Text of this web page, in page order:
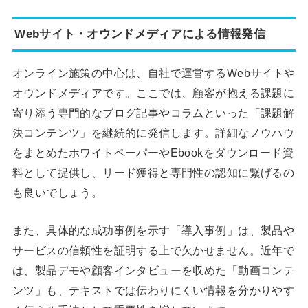
Webサイト・オウンドメディアによる情報発信
オンライン施策の中心は、自社で運営するWebサイトや
オウンドメディアです。ここでは、顧客が抱える課題に
寄り添う専門的なブログ記事やコラムといった「課題解
決コンテンツ」を継続的に発信します。詳細なノウハウ
をまとめたホワイトペーパーやEbookをダウンロード資
料として提供し、リード獲得と専門性の認知に繋げるの
も良いでしょう。
また、具体的な成功事例を示す「導入事例」は、製品や
サービスの信頼性を証明する上で欠かせません。近年で
は、製品デモや顧客インタビューを収めた「動画コンテ
ンツ」も、テキストでは伝わりにくい情報を分かりやす